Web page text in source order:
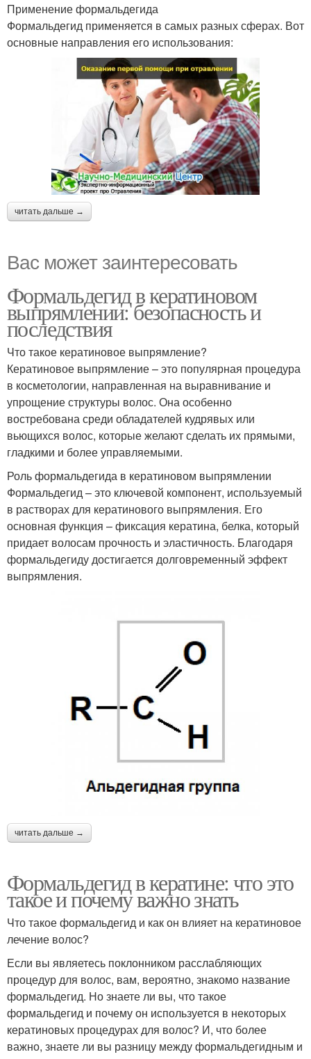
Применение формальдегида
Формальдегид применяется в самых разных сферах. Вот
основные направления его использования:
читать дальше →
Вас может заинтересовать
Формальдегид в кератиновом
выпрямлении: безопасность и
последствия
Что такое кератиновое выпрямление?
Кератиновое выпрямление – это популярная процедура
в косметологии, направленная на выравнивание и
упрощение структуры волос. Она особенно
востребована среди обладателей кудрявых или
вьющихся волос, которые желают сделать их прямыми,
гладкими и более управляемыми.
Роль формальдегида в кератиновом выпрямлении
Формальдегид – это ключевой компонент, используемый
в растворах для кератинового выпрямления. Его
основная функция – фиксация кератина, белка, который
придает волосам прочность и эластичность. Благодаря
формальдегиду достигается долговременный эффект
выпрямления.
читать дальше →
Формальдегид в кератине: что это
такое и почему важно знать
Что такое формальдегид и как он влияет на кератиновое
лечение волос?
Если вы являетесь поклонником расслабляющих
процедур для волос, вам, вероятно, знакомо название
формальдегид. Но знаете ли вы, что такое
формальдегид и почему он используется в некоторых
кератиновых процедурах для волос? И, что более
важно, знаете ли вы разницу между формальдегидным и